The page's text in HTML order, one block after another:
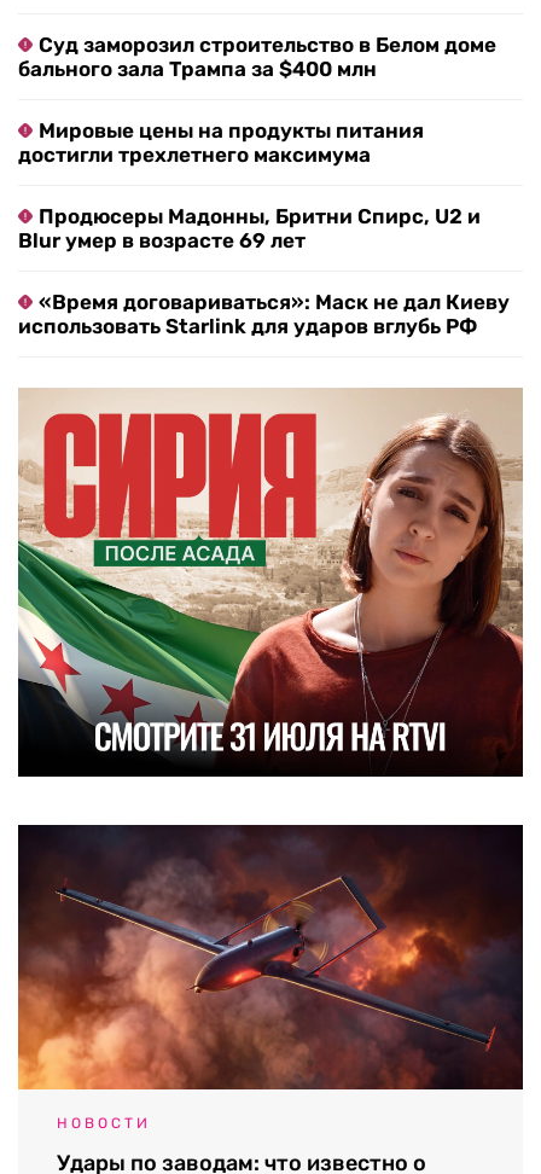
Суд заморозил строительство в Белом доме
бального зала Трампа за $400 млн
Мировые цены на продукты питания
достигли трехлетнего максимума
Продюсеры Мадонны, Бритни Спирс, U2 и
Blur умер в возрасте 69 лет
«Время договариваться»: Маск не дал Киеву
использовать Starlink для ударов вглубь РФ
НОВОСТИ
Удары по заводам: что известно о